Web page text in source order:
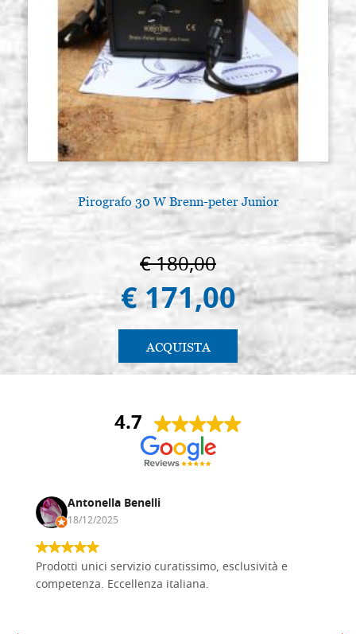
Pirografo 30 W Brenn-peter Junior
€ 180,00
€ 171,00
ACQUISTA
4.7
Antonella Benelli
18/12/2025
Prodotti unici servizio curatissimo, esclusività e
competenza. Eccellenza italiana.